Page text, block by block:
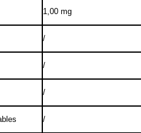
1,00 mg
/
/
/
/